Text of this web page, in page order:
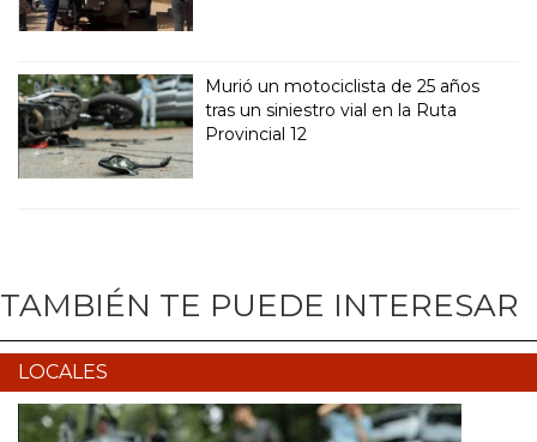
Murió un motociclista de 25 años
tras un siniestro vial en la Ruta
Provincial 12
TAMBIÉN TE PUEDE INTERESAR
LOCALES